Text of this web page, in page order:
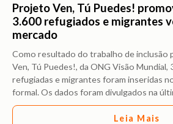
Projeto Ven, Tú Puedes!
3.600 refugiados e migrantes
mercado
Como resultado do trabalho de
Ven, Tú Puedes!, da ONG Visão Mundial,
refugiadas e migrantes foram inseridas
formal. Os dados foram divulgados na
Leia Mais